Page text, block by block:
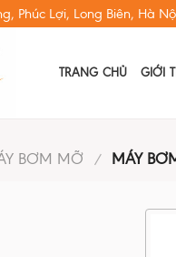
Phúc Lợi, Long Biên, Hà
TRANG CHỦ GIỚI
BƠM MỠ / MÁY